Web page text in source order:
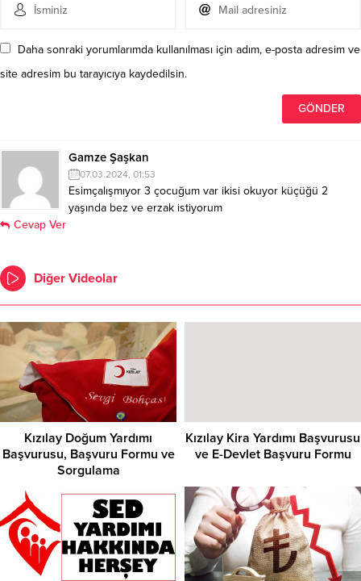
Daha sonraki yorumlarımda kullanılması için adım, e-posta adresim ve
site adresim bu tarayıcıya kaydedilsin.
Gamze Şaşkan
07.03.2024, 01:53
Esimçalışmıyor 3 çocuğum var ikisi okuyor küçüğü 2
yaşında bez ve erzak istiyorum
Cevap Ver
Diğer Videolar
Kızılay Doğum Yardımı
Başvurusu, Başvuru Formu ve
Sorgulama
Kızılay Kira Yardımı Başvurusu
ve E-Devlet Başvuru Formu